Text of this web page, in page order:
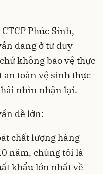
Phúc Sinh,
đang ở tư duy
không bảo vệ thực
an toàn vệ sinh thực
nhìn nhận lại.
đề lớn:
chất lượng hàng
năm, chúng tôi là
khẩu lớn nhất về